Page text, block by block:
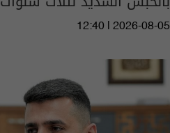
12:40 | 2026-08-05